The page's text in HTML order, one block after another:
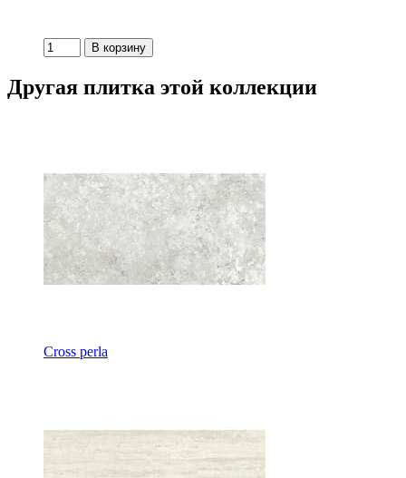
Другая плитка этой коллекции
Cross perla